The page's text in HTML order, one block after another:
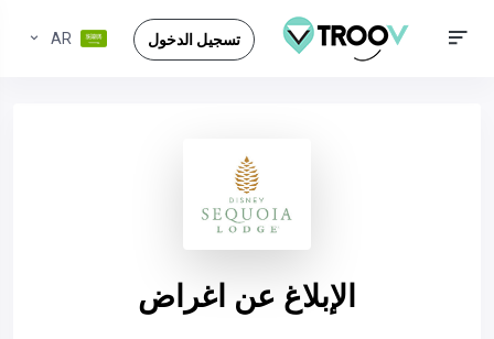
تسجيل الدخول AR
الإبلاغ عن اغراض